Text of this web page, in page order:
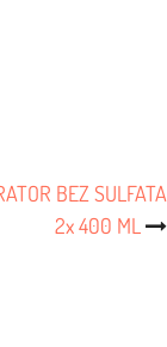
BEZ SULFATA
2x 400 ML